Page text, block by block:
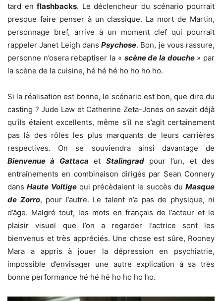
tard enflashbacks. Le déclencheur du scénario pourrait
presque faire penser à un classique. La mort de Martin,
personnage bref, arrive à un moment clef qui pourrait
rappeler Janet Leigh dans Psychose. Bon, je vous rassure,
personne n’osera rebaptiser la « scène de la douche» par
la scène de la cuisine, hé hé hé ho ho ho ho.
Si la réalisation est bonne, le scénario est bon, que dire du
casting ? Jude Law et Catherine Zeta-Jones on savait déjà
qu’ils étaient excellents, même s’il ne s’agit certainement
pas là des rôles les plus marquants de leurs carrières
respectives. On se souviendra ainsi davantage de
Bienvenue à Gattaca et Stalingradpour l’un, et des
entraînements en combinaison dirigés par Sean Connery
dansHaute Voltigequi précèdaient le succès du Masque
de Zorro, pour l’autre. Le talent n’a pas de physique, ni
d’âge. Malgré tout, les mots en français de l’acteur et le
plaisir visuel que l’on a regarder l’actrice sont les
bienvenus et très appréciés. Une chose est sûre, Rooney
Mara a appris à jouer la dépression en psychiatrie,
impossible d’envisager une autre explication à sa très
bonne performance hé hé hé ho ho ho ho.